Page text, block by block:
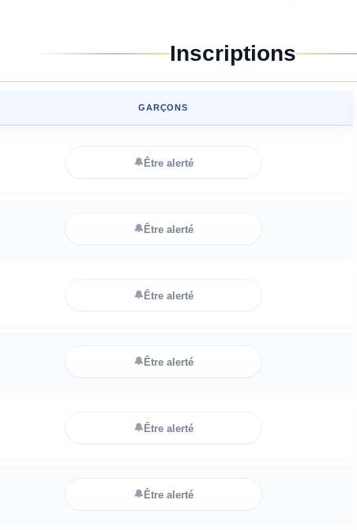
Inscriptions
GARÇONS
🔔Être alerté
🔔Être alerté
🔔Être alerté
🔔Être alerté
🔔Être alerté
🔔Être alerté